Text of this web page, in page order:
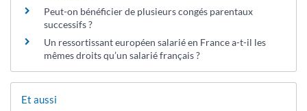
Peut-on bénéficier de plusieurs congés parentaux
successifs ?
Un ressortissant européen salarié en France a-t-il les
mêmes droits qu’un salarié français ?
Et aussi